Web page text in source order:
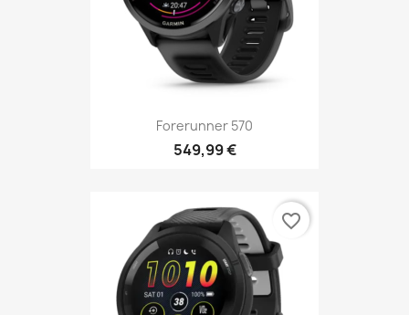
Forerunner 570
549,99 €
favorite_border